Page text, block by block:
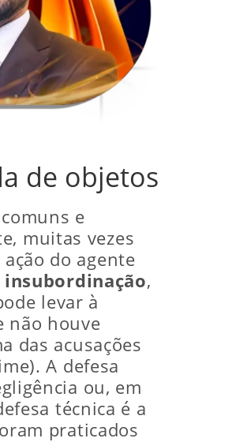
de objetos
e
muitas vezes
do agente
insubordinação,
levar à
não houve
das acusações
A defesa
ou, em
técnica é a
praticados